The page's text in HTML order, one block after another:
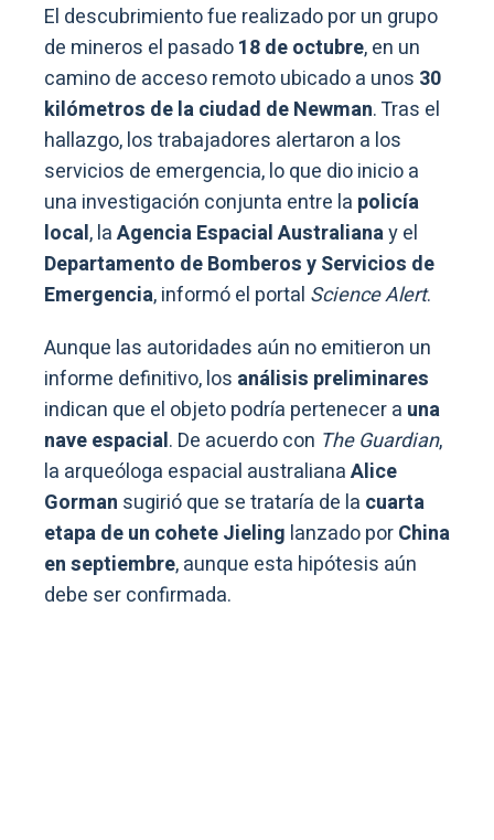
El descubrimiento fue realizado por un grupo
de mineros el pasado18 de octubre, en un
camino de acceso remoto ubicado a unos 30
kilómetros de la ciudad de Newman. Tras el
hallazgo, los trabajadores alertaron a los
servicios de emergencia, lo que dio inicio a
una investigación conjunta entre la policía
local, laAgencia Espacial Australianay el
Departamento de Bomberos y Servicios de
Emergencia, informó el portal Science Alert.
Aunque las autoridades aún no emitieron un
informe definitivo, los análisis preliminares
indican que el objeto podría pertenecer a una
nave espacial. De acuerdo con The Guardian,
la arqueóloga espacial australianaAlice
Gorman sugirió que se trataría de la cuarta
etapa de un cohete Jieling lanzado porChina
en septiembre, aunque esta hipótesis aún
debe ser confirmada.